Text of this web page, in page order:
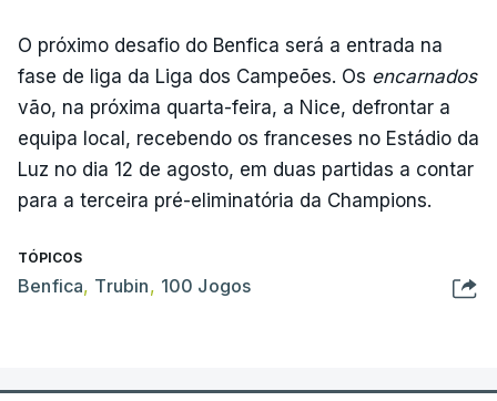
O próximo desafio do Benfica será a entrada na
fase de liga da Liga dos Campeões. Os encarnados
vão, na próxima quarta-feira, a Nice, defrontar a
equipa local, recebendo os franceses no Estádio da
Luz no dia 12 de agosto, em duas partidas a contar
para a terceira pré-eliminatória da Champions.
TÓPICOS
Benfica, Trubin, 100 Jogos